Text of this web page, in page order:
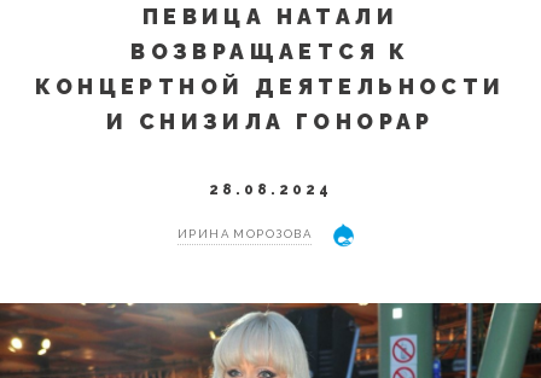
ПЕВИЦА НАТАЛИ
ВОЗВРАЩАЕТСЯ К
КОНЦЕРТНОЙ ДЕЯТЕЛЬНОСТИ
И СНИЗИЛА ГОНОРАР
28.08.2024
ИРИНА МОРОЗОВА